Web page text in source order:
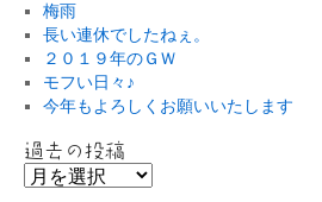
梅雨
長い連休でしたねぇ。
２０１９年のＧＷ
モフい日々♪
今年もよろしくお願いいたします
過去の投稿
過